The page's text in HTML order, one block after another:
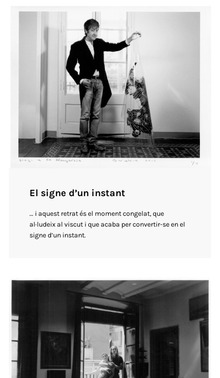
El signe d’un instant
… i aquest retrat és el moment congelat, que
al·ludeix al viscut i que acaba per convertir-se en el
signe d’un instant.